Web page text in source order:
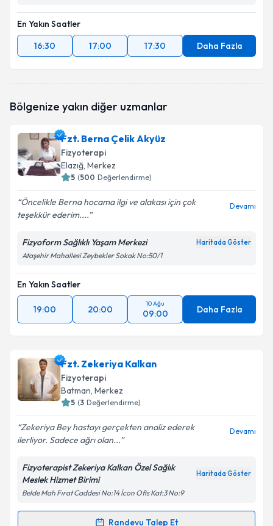
En Yakın Saatler
16:30
17:00 17:30 Daha Fazla
Bölgenize yakın diğer uzmanlar
Fzt. Berna Çelik Akyüz
Fizyoterapi
Elazığ, Merkez
5 (500 Değerlendirme)
Öncelikle Berna hocama ilgi ve alakası için çok
teşekkür ederim....
Devamı
Fizyoform Sağlıklı Yaşam Merkezi Haritada Göster
Ataşehir Mahallesi Zeybekler Sokak No:50/1
En Yakın Saatler
19:00 20:00
10 Ağu
09:00 Daha Fazla
Fzt. Zekeriya Kalkan
Fizyoterapi
Batman, Merkez
5 (3 Değerlendirme)
Zekeriya Bey hastayı gerçekten analiz ederek
ilerliyor. Sadece ağrı olan...
Devamı
Fizyoterapist Zekeriya Kalkan Özel Sağlık
Meslek Hizmet Birimi
Haritada Göster
Belde Mah Fırat Caddesi No:14 İcon Ofis Kat:3 No:9
Randevu Talep Et